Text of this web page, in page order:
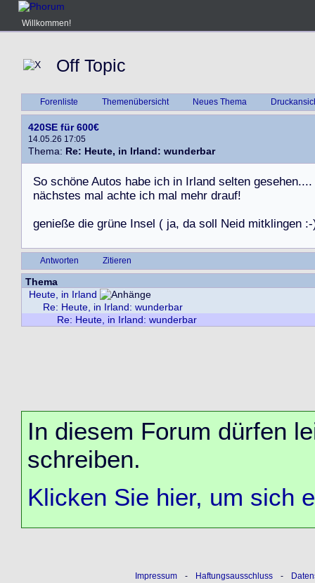
Willkommen!
Off Topic
Forenliste Themenübersicht Neues Thema
420SE für 600€
14.05.26 17:05
Thema: Re: Heute, in Irland: wunderbar
So schöne Autos habe ich in Irland selten gesehen....
nächstes mal achte ich mal mehr drauf!
genieße die grüne Insel ( ja, da soll Neid mitklingen :-
Antworten Zitieren
Thema
Heute, in Irland
Re: Heute, in Irland: wunderbar
Re: Heute, in Irland: wunderbar
In diesem Forum dürfen
schreiben.
Klicken Sie hier, um sich
Impressum - Haftungsausschluss -